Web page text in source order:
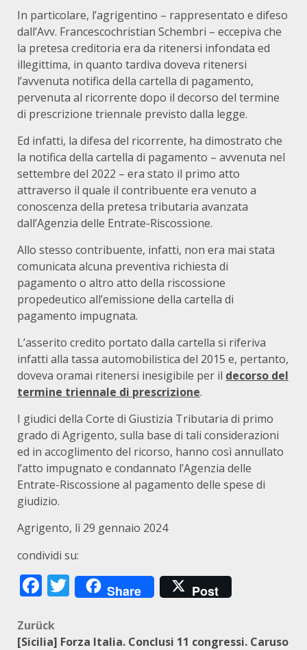
In particolare, l’agrigentino – rappresentato e difeso
dall’Avv. Francescochristian Schembri – eccepiva che
la pretesa creditoria era da ritenersi infondata ed
illegittima, in quanto tardiva doveva ritenersi
l’avvenuta notifica della cartella di pagamento,
pervenuta al ricorrente dopo il decorso del termine
di prescrizione triennale previsto dalla legge.
Ed infatti, la difesa del ricorrente, ha dimostrato che
la notifica della cartella di pagamento – avvenuta nel
settembre del 2022 – era stato il primo atto
attraverso il quale il contribuente era venuto a
conoscenza della pretesa tributaria avanzata
dall’Agenzia delle Entrate-Riscossione.
Allo stesso contribuente, infatti, non era mai stata
comunicata alcuna preventiva richiesta di
pagamento o altro atto della riscossione
propedeutico all’emissione della cartella di
pagamento impugnata.
L’asserito credito portato dalla cartella si riferiva
infatti alla tassa automobilistica del 2015 e, pertanto,
doveva oramai ritenersi inesigibile per il decorso del
termine triennale di prescrizione.
I giudici della Corte di Giustizia Tributaria di primo
grado di Agrigento, sulla base di tali considerazioni
ed in accoglimento del ricorso, hanno così annullato
l’atto impugnato e condannato l’Agenzia delle
Entrate-Riscossione al pagamento delle spese di
giudizio.
Agrigento, lì 29 gennaio 2024
condividi su:
Facebook
Twitter
Share Post
Beitragsnavigation
Zurück
[Sicilia] Forza Italia. Conclusi 11 congressi. Caruso